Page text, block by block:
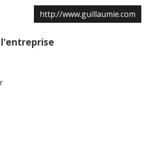
http://www.guillaumie.com